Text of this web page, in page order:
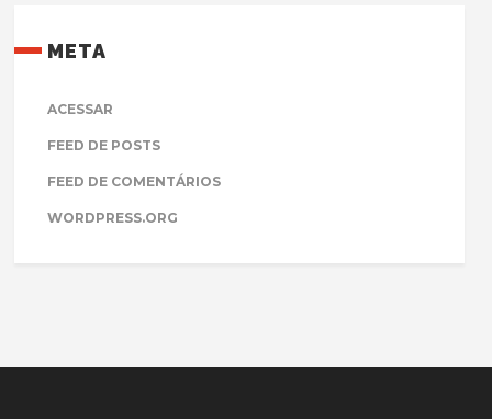
META
ACESSAR
FEED DE POSTS
FEED DE COMENTÁRIOS
WORDPRESS.ORG